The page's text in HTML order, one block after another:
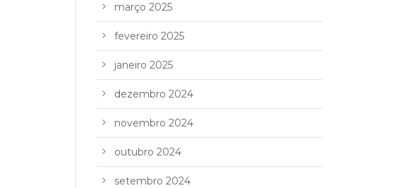
março 2025
fevereiro 2025
janeiro 2025
dezembro 2024
novembro 2024
outubro 2024
setembro 2024